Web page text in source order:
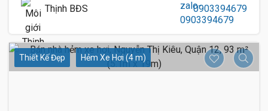
Thịnh BĐS 0903394679
Thiết Kế Đẹp Hẻm Xe Hơi (4 m)